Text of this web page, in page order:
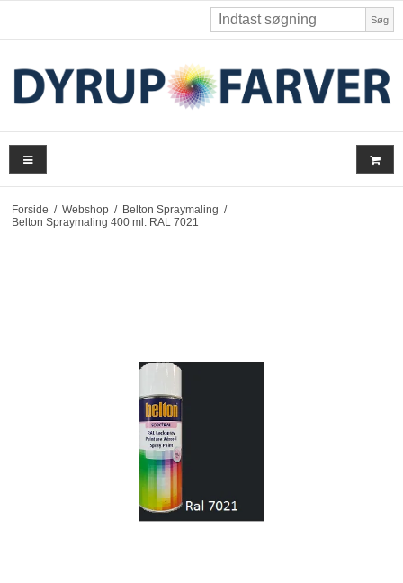
Søg
Forside / Webshop / Belton Spraymaling /
Belton Spraymaling 400 ml. RAL 7021